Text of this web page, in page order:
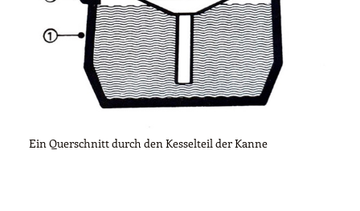
Ein Querschnitt durch den Kesselteil der Kanne